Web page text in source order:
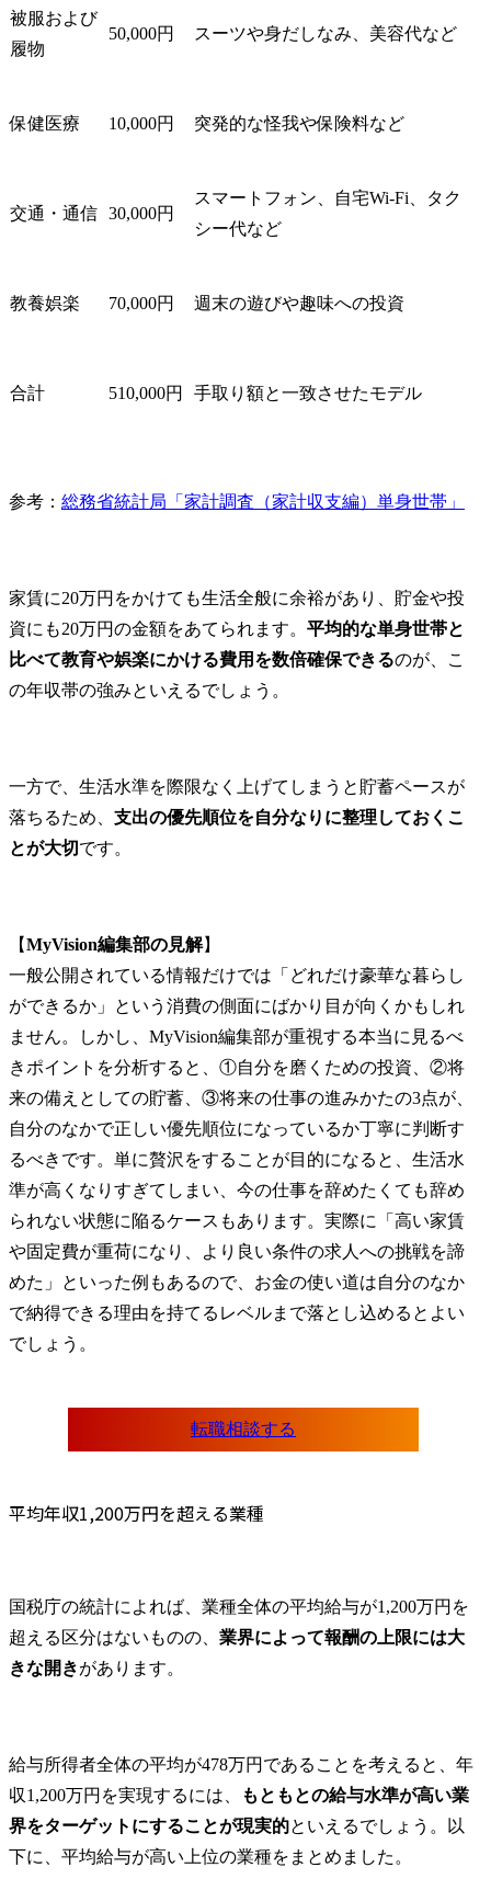
実現します。
・法務・知財業務の高度
化等の各種施策を企画・
立案し、当社事業支援・
業務プロセスの標準化、
自動化及び最適化によ
環境整備を行います。
し、知的財産権の適切な
析を通じて、効果的な知
と権利侵害予防におい
て、各種プロジェクトへ
の支援と相談対応を実施
し、知財トラブルの未然
防止と適切な対応を行い
事業継続性の確保を最優
先とした対応を実施しま
す。
被服および
履物
50,000円 スーツや身だしなみ、美容代など
保健医療 10,000円 突発的な怪我や保険料など
交通・通信 30,000円
スマートフォン、自宅Wi-Fi、タク
シー代など
教養娯楽 70,000円 週末の遊びや趣味への投資
合計 510,000円 手取り額と一致させたモデル
参考： 総務省統計局「家計調査（家計収支編）単身世帯」
家賃に20万円をかけても生活全般に余裕があり、貯金や投
資にも20万円の金額をあてられます。 平均的な単身世帯と
比べて教育や娯楽にかける費用を数倍確保できるのが、こ
の年収帯の強みといえるでしょう。
一方で、生活水準を際限なく上げてしまうと貯蓄ペースが
落ちるため、 支出の優先順位を自分なりに整理しておくこ
とが大切です。
【MyVision編集部の見解】
一般公開されている情報だけでは「どれだけ豪華な暮らし
ができるか」という消費の側面にばかり目が向くかもしれ
ません。しかし、MyVision編集部が重視する本当に見るべ
きポイントを分析すると、①自分を磨くための投資、②将
来の備えとしての貯蓄、③将来の仕事の進みかたの3点が、
自分のなかで正しい優先順位になっているか丁寧に判断す
るべきです。単に贅沢をすることが目的になると、生活水
準が高くなりすぎてしまい、今の仕事を辞めたくても辞め
られない状態に陥るケースもあります。実際に「高い家賃
や固定費が重荷になり、より良い条件の求人への挑戦を諦
めた」といった例もあるので、お金の使い道は自分のなか
で納得できる理由を持てるレベルまで落とし込めるとよい
でしょう。
転職相談する
平均年収1,200万円を超える業種
国税庁の統計によれば、業種全体の平均給与が1,200万円を
超える区分はないものの、 業界によって報酬の上限には大
きな開きがあります。
給与所得者全体の平均が478万円であることを考えると、年
収1,200万円を実現するには、
もともとの給与水準が高い業
界をターゲットにすることが現実的といえるでしょう。以
下に、平均給与が高い上位の業種をまとめました。